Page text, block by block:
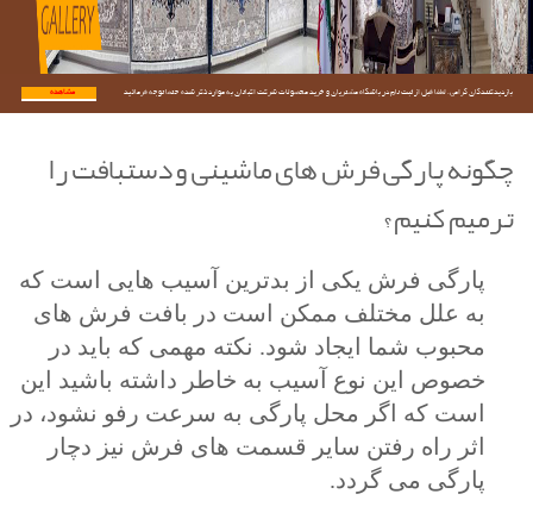
بازدیدکنندگان گرامی؛ لطفا قبل از ثبت نام در باشگاه مشتریان و خرید محصولات شرکت اکباتان به موارد ذکر شده حتما توجه فرمائید. مشاهده...
پارگی فرش های ماشینی و دستبافت را
کنیم؟
پارگی فرش یکی از بدترین آسیب هایی است که
به علل مختلف ممکن است در بافت فرش های
محبوب شما ایجاد شود. نکته مهمی که باید در
خصوص این نوع آسیب به خاطر داشته باشید این
است که اگر محل پارگی به سرعت رفو نشود، در
اثر راه رفتن سایر قسمت های فرش نیز دچار
پارگی می گردد.